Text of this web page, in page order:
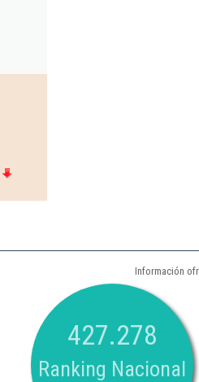
Información
427.278
Ranking Nacional